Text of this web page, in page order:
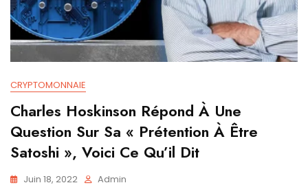
CRYPTOMONNAIE
Charles Hoskinson Répond À Une
Question Sur Sa « Prétention À Être
Satoshi », Voici Ce Qu’il Dit
Juin 18, 2022 Admin